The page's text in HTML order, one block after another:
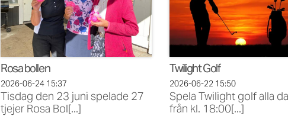
Rosa bollen
2026-06-2415:37
Tisdag den 23 juni spelade 27
tjejer Rosa Bol[...]
Twilight Golf
2026-06-2215:50
Spela Twilight golf alla
från kl. 18:00[...]